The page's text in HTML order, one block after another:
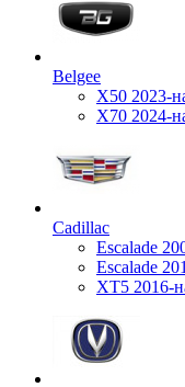
Belgee
X50 2023-
X70 2024-
Cadillac
Escalade
Escalade
XT5 2016-